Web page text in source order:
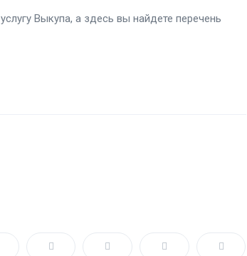
Выкупа, а здесь вы найдете перечень